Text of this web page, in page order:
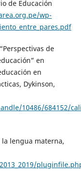
de Educación
wp-
de
en
en
Dykinson,
10486/684152/
la lengua materna,